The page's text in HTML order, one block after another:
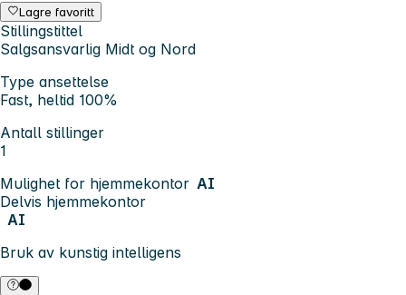
Lagre favoritt
Stillingstittel
Salgsansvarlig Midt og Nord
Type ansettelse
Fast, heltid 100%
Antall stillinger
1
Mulighet for hjemmekontor AI
Delvis hjemmekontor
AI
Bruk av kunstig intelligens